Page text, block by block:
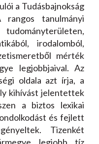
a Tudásbajnokság
rangos tanulmányi
irodalomból,
mérték
legjobbjaival. Az
oldala azt írja, a
kihívást jelentettek
a biztos lexikai
és fejlett
Tizenkét